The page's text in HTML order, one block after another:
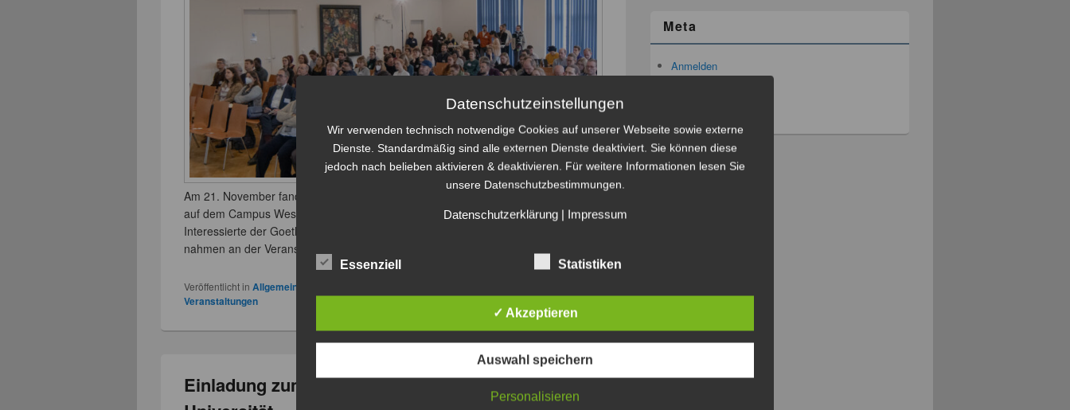
Am 21. November fand der 16. eLearning-Netzwerktag an der Goethe-Universität
auf dem Campus Westend im Casino statt. Mehr als 200 Lehrende und eLearning-
Interessierte der Goethe-Universität sowie anderer Hochschulen und Schulen
nahmen an der Veranstaltung teil. In verschiedenen Vorträgen,
Veröffentlicht in Allgemein
Veranstaltungen
Einladung zum eLearning-Netzwerktag der Goethe-
Meta
Anmelden
Datenschutzeinstellungen
Wir verwenden technisch notwendige Cookies auf unserer Webseite sowie externe
Dienste. Standardmäßig sind alle externen Dienste deaktiviert. Sie können diese
jedoch nach belieben aktivieren & deaktivieren. Für weitere Informationen lesen Sie
unsere Datenschutzbestimmungen.
Datenschutzerklärung| Impressum
Essenziell Statistiken
✓ Akzeptieren
Auswahl speichern
Personalisieren